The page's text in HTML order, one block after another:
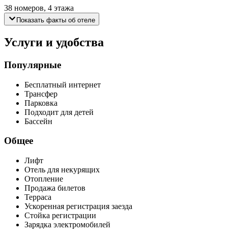
38 номеров, 4 этажа
Показать факты об отеле
Услуги и удобства
Популярные
Бесплатный интернет
Трансфер
Парковка
Подходит для детей
Бассейн
Общее
Лифт
Отель для некурящих
Отопление
Продажа билетов
Терраса
Ускоренная регистрация заезда
Стойка регистрации
Зарядка электромобилей